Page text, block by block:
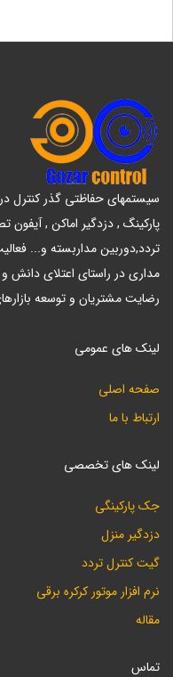
سیستمهای حفاظتی گذر کنترل
پارکینگ , دزدگیر اماکن ,
تردد,دوربین مداربسته و...
مداری در راستای اعتلای دانش
رضایت مشتریان و توسعه
لینک های عمومی
صفحه اصلی
ارتباط با ما
لینک های تخصصی
جک پارکینگی
دزدگیر منزل
گیت کنترل تردد
نرم افزار موتور کرکره برقی
مقاله
تماس